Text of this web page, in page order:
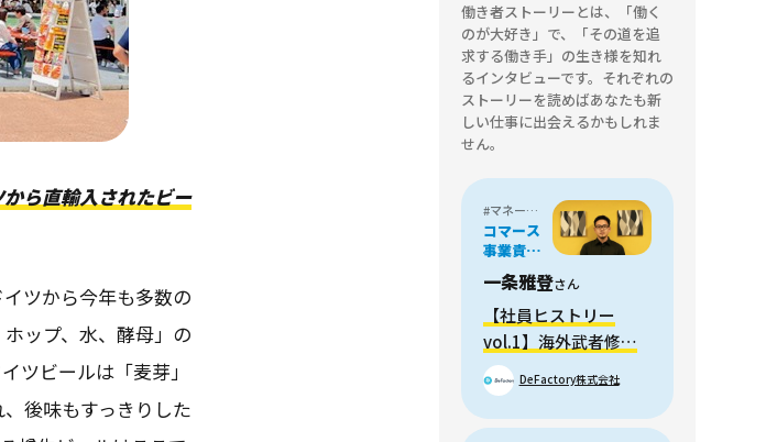
ら直輸入されたビー
ツから今年も多数の
ップ、水、酵母」の
ツビールは「麦芽」
後味もすっきりした
働き者ストーリーとは、「働く
のが大好き」で、「その道を追
求する働き手」の生き様を知れ
るインタビューです。それぞれの
ストーリーを読めばあなたも新
しい仕事に出会えるかもしれま
せん。
#マネージャー
コマース
事業責任
一条雅登さん
【社員ヒストリー
vol.1】海外武者修行
から帰国後、日本発の
越境EC事業責任者と
して参画
DeFactory株式会社